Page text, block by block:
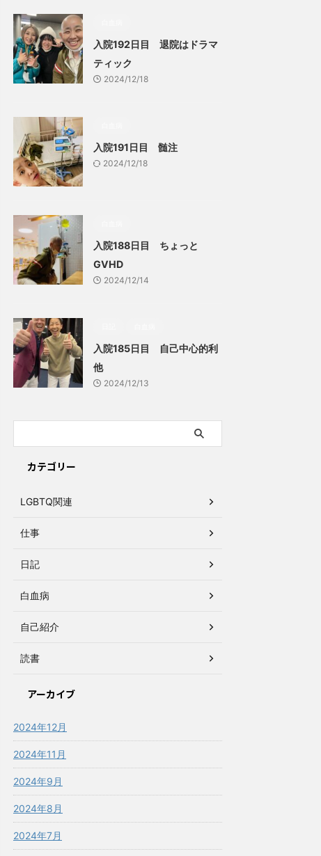
入院192日目 退院はドラマ
ティック
2024/12/18
入院191日目 髄注
2024/12/18
入院188日目 ちょっと
GVHD
2024/12/14
入院185日目 自己中心的利
他
2024/12/13
カテゴリー
LGBTQ関連
仕事
日記
白血病
自己紹介
読書
アーカイブ
2024年12月
2024年11月
2024年9月
2024年8月
2024年7月